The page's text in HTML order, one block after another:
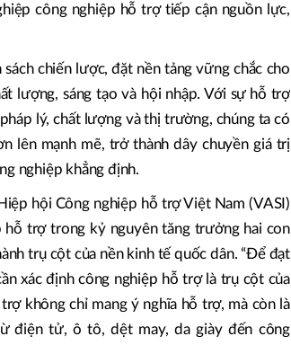
công nghiệp hỗ trợ tiếp cận nguồn lực,
chiến lược, đặt nền tảng vững chắc cho
lượng, sáng tạo và hội nhập. Với sự hỗ trợ
lý, chất lượng và thị trường, chúng ta có
lên mạnh mẽ, trở thành dây chuyền giá trị
nghiệp khẳng định.
hội Công nghiệp hỗ trợ Việt Nam (VASI)
trợ trong kỷ nguyên tăng trưởng hai con
trụ cột của nền kinh tế quốc dân. “Để đạt
xác định công nghiệp hỗ trợ là trụ cột của
không chỉ mang ý nghĩa hỗ trợ, mà còn là
điện tử, ô tô, dệt may, da giày đến công